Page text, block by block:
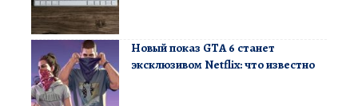
Новый показ GTA 6 станет
эксклюзивом Netflix: что известно